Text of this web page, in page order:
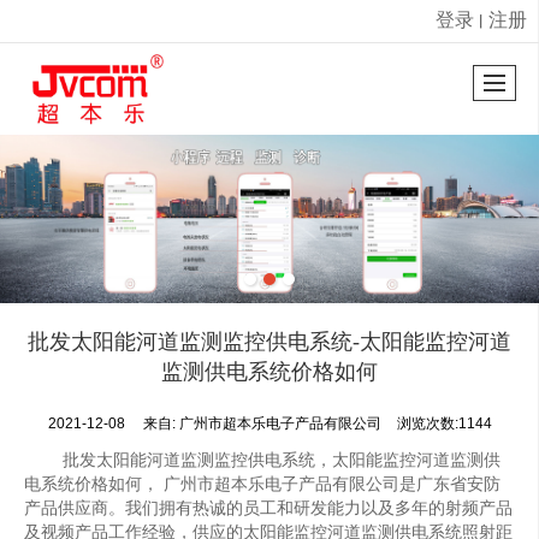
很遗憾，因您的浏览器版本过低导致无法获得最佳浏览体验，推荐下载安装谷歌浏览器！
登录 注册
批发太阳能河道监测监控供电系统-太阳能监控河道
监测供电系统价格如何
2021-12-08 来自: 广州市超本乐电子产品有限公司 浏览次数:1144
批发太阳能河道监测监控供电系统，太阳能监控河道监测供
电系统价格如何， 广州市超本乐电子产品有限公司是广东省安防
产品供应商。我们拥有热诚的员工和研发能力以及多年的射频产品
及视频产品工作经验，供应的太阳能监控河道监测供电系统照射距